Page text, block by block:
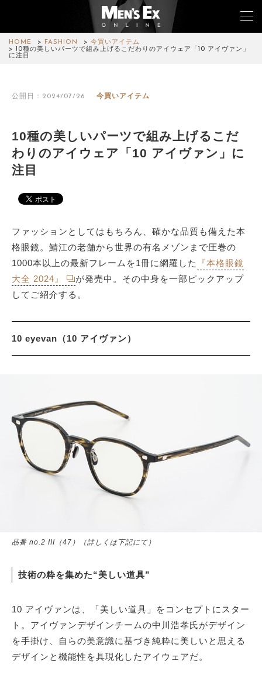
HOME FASHION
今買いアイテム
10種の美しいパーツで組み上げるこだわりのアイウェア「10 アイヴァン」
に注目
公開日：2024/07/26 今買いアイテム
10種の美しいパーツで組み上げるこだ
わりのアイウェア「10 アイヴァン」に
注目
ファッションとしてはもちろん、確かな品質も備えた本
格眼鏡。鯖江の老舗から世界の有名メゾンまで圧巻の
1000本以上の最新フレームを1冊に網羅した
『本格眼鏡
大全 2024』
が発売中。その中身を一部ピックアップ
してご紹介する。
10 eyevan（10 アイヴァン）
品番 no.2 III（47）（詳しくは下記にて）
技術の粋を集めた“美しい道具”
10 アイヴァンは、「美しい道具」をコンセプトにスター
ト。アイヴァンデザインチームの中川浩孝氏がデザイン
を手掛け、自らの美意識に基づき純粋に美しいと思える
デザインと機能性を具現化したアイウェアだ。
FASHION
CAR&BIKE
COLUMN
MAGAZINE
ABOUT SITE